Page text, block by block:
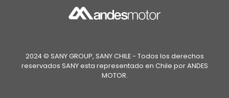
2024 © SANY GROUP, SANY CHILE - Todos los derechos
reservados SANY esta representado en Chile por ANDES
MOTOR.